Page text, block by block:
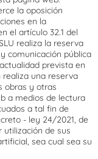
la oposición
en la
el artículo 32.1 del
realiza la reserva
comunicación pública
prevista en
realiza una reserva
obras y otras
a medios de lectura
a tal fin de
- ley 24/2021, de
utilización de sus
sea cual sea su